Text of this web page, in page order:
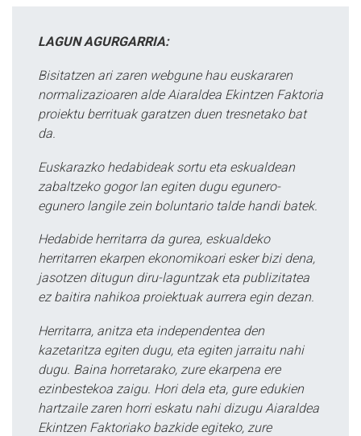
LAGUN AGURGARRIA:
Bisitatzen ari zaren webgune hau euskararen
normalizazioaren alde Aiaraldea Ekintzen Faktoria
proiektu berrituak garatzen duen tresnetako bat
da.
Euskarazko hedabideak sortu eta eskualdean
zabaltzeko gogor lan egiten dugu egunero-
egunero langile zein boluntario talde handi batek.
Hedabide herritarra da gurea, eskualdeko
herritarren ekarpen ekonomikoari esker bizi dena,
jasotzen ditugun diru-laguntzak eta publizitatea
ez baitira nahikoa proiektuak aurrera egin dezan.
Herritarra, anitza eta independentea den
kazetaritza egiten dugu, eta egiten jarraitu nahi
dugu. Baina horretarako, zure ekarpena ere
ezinbestekoa zaigu. Hori dela eta, gure edukien
hartzaile zaren horri eskatu nahi dizugu Aiaraldea
Ekintzen Faktoriako bazkide egiteko, zure